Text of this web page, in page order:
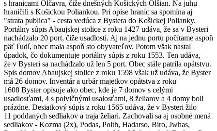
s hranicami Olčavra, čiže dnešných Košických Olšian. Na juhu
hraničili s Košickou Poliankou. Pri opise hraníc sa spomína aj
"strata publica" - cesta vedúca z Bystera do Košickej Polianky.
Portálny súpis Abaujskej stolice z roku 1427 udáva, že sa v Bysteri
nachádzalo 20 port, čiže usadlostí. Aj na jednu portu počítame aspoň
päť ľudí, obec mala aspoň sto obyvateľov. Potom však nastal
úpadok, čo dokumentuje portálny súpis z roku 1553. Ten udáva,
že v Bysteri sa nachádzalo už len 5 port. Obec stále patrila opátstvu.
Spis domov Abaujskej stolice z roku 1598 však už udáva, že Byster
má 26 domov. Inventár a urbár majetkov opátstva z roku
1608 Byster opisuje ako obec, kde je 7 domov s celými
usadlosťami, 4 s polvičnými usalosťami, 8 želiarov a 4 domy boli
prázdne. Desiatkový súpis z roku 1565 udáva, že v Bysteri žilo
11 poddaných sedliakov a traja želiari. Zachovali sa aj osobné mená
sedliakov - Kozma (2x), Podas, Polth, Hadarso, Biro, Jwhas,